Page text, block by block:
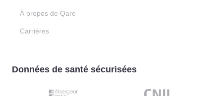
À propos de Qare
Carrières
Données de santé sécurisées